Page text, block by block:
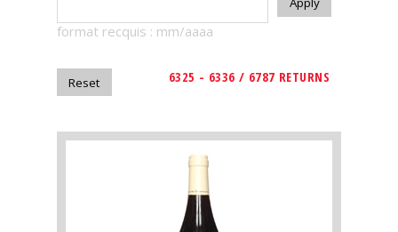
magazine
Magazine
format recquis : mm/aaaa
6325 - 6336 / 6787 RETURNS